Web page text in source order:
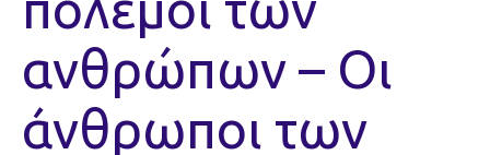
ανθρώπων – Οι
άνθρωποι των